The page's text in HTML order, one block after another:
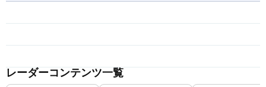
レーダーコンテンツ一覧